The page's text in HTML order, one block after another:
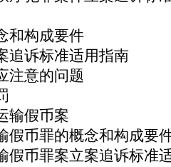
和构成要件
追诉标准适用指南
注意的问题
输假币案
假币罪的概念和构成要
假币罪案立案追诉标准